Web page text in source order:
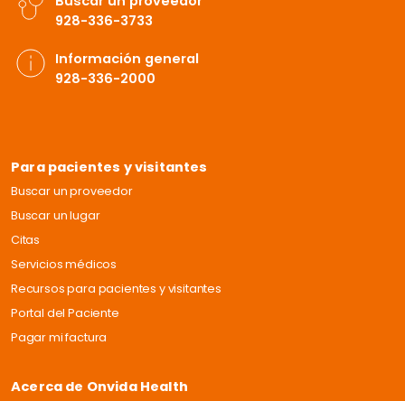
928-336-3733
Información general
928-336-2000
Para pacientes y visitantes
Buscar un proveedor
Buscar un lugar
Citas
Servicios médicos
Recursos para pacientes y visitantes
Portal del Paciente
Pagar mi factura
Acerca de Onvida Health